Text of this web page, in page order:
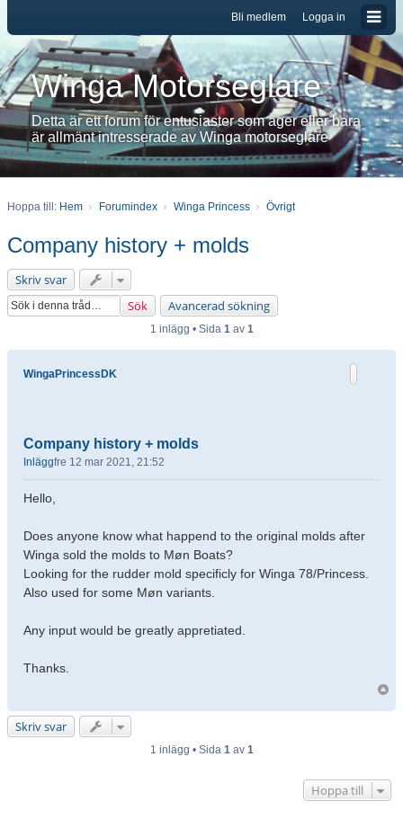
Logga in
Bli medlem
Winga Motorseglare
Detta är ett forum för entusiaster som äger eller bara
är allmänt intresserade av Winga motorseglare
Hoppa till: Hem Forumindex Winga Princess Övrigt
Company history + molds
Skriv svar
Sök
Avancerad sökning
1 inlägg • Sida 1av 1
WingaPrincessDK
Company history + molds
Inläggfre 12 mar 2021, 21:52
Hello,
Does anyone know what happend to the original molds after
Winga sold the molds to Møn Boats?
Looking for the rudder mold specificly for Winga 78/Princess.
Also used for some Møn variants.
Any input would be greatly appretiated.
Thanks.
Skriv svar
1 inlägg • Sida 1av 1
Hoppa till